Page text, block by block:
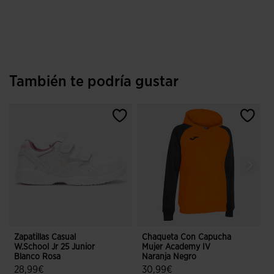
También te podría gustar
Zapatillas Casual
W.School Jr 25 Junior
Blanco Rosa
28,99€
Chaqueta Con Capucha
Mujer Academy IV
Naranja Negro
30,99€